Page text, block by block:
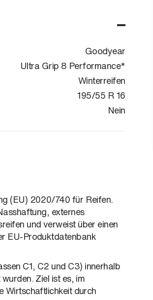
Goodyear
Ultra Grip 8 Performance*
Winterreifen
195/55 R 16
Nein
(EU) 2020/740 für Reifen.
externes
und verweist über einen
EU-Produktdatenbank
C1, C2 und C3) innerhalb
Ziel ist es, im
Wirtschaftlichkeit durch